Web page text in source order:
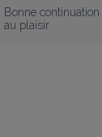
Bonne
au plaisir